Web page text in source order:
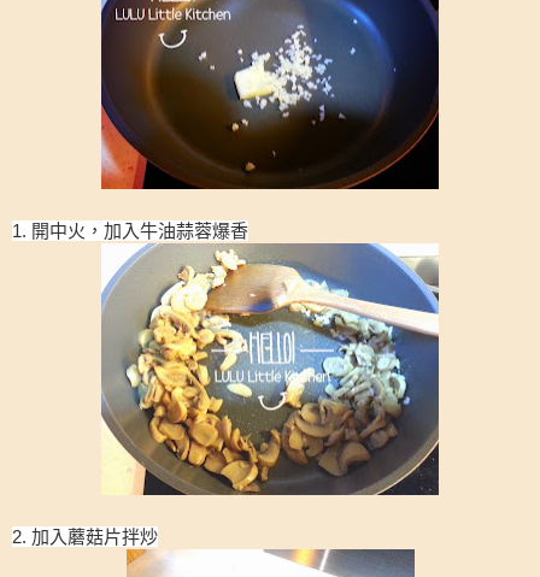
1. 開中火，加入牛油蒜蓉爆香
2. 加入蘑菇片拌炒